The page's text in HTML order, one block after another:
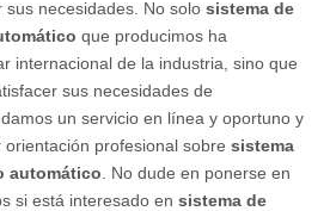
necesidades. No solo sistema de
que producimos ha
internacional de la industria, sino que
sus necesidades de
un servicio en línea y oportuno y
profesional sobre sistema
automático . No dude en ponerse en
si está interesado en sistema de